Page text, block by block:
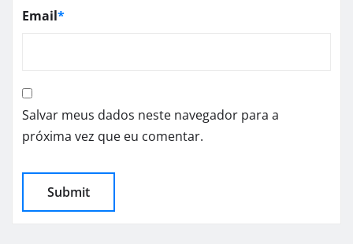
Email*
Salvar meus dados neste navegador para a
próxima vez que eu comentar.